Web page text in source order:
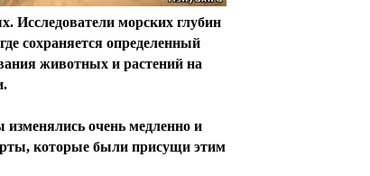
Исследователи морских глубин
сохраняется определенный
животных и растений на
очень медленно и
которые были присущи этим